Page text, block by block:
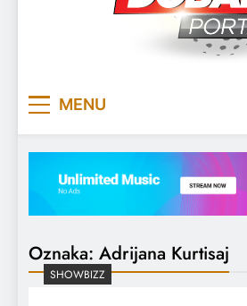
MENU
Oznaka: Adrijana Kurtisaj
SHOWBIZZ